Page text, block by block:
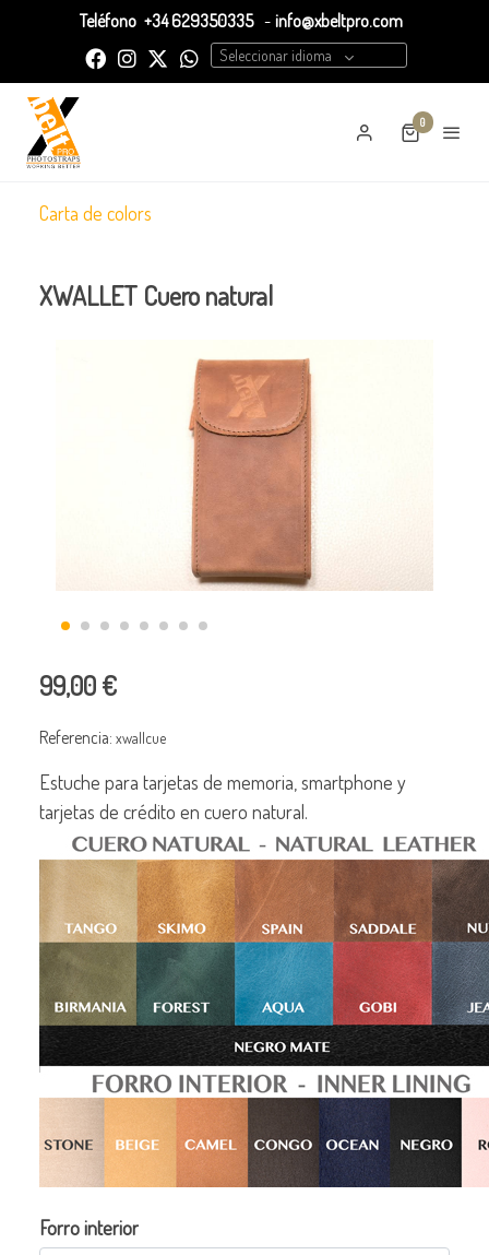
Teléfono +34 629350335 - info@xbeltpro.com
Seleccionar idioma
0
Carta de colors
XWALLET Cuero natural
99,00 €
Referencia: xwallcue
Estuche para tarjetas de memoria, smartphone y
tarjetas de crédito en cuero natural.
Forro interior